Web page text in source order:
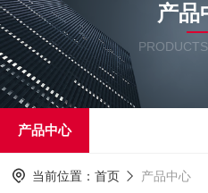
产品
产品中心
当前位置： 首页 产品中心